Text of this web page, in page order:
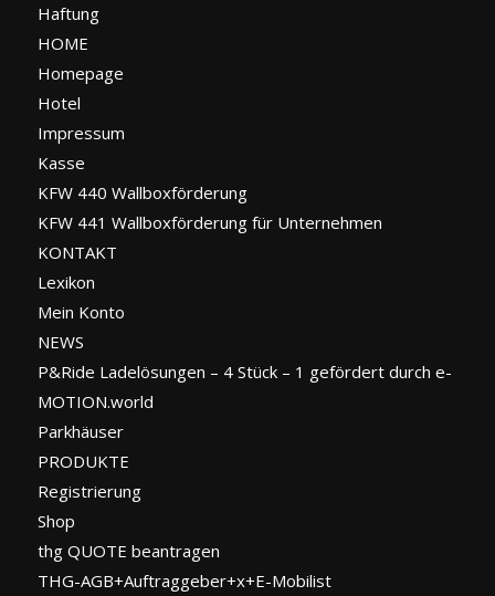
Haftung
HOME
Homepage
Hotel
Impressum
Kasse
KFW 440 Wallboxförderung
KFW 441 Wallboxförderung für Unternehmen
KONTAKT
Lexikon
Mein Konto
NEWS
P&Ride Ladelösungen – 4 Stück – 1 gefördert durch e-
MOTION.world
Parkhäuser
PRODUKTE
Registrierung
Shop
thg QUOTE beantragen
THG-AGB+Auftraggeber+x+E-Mobilist